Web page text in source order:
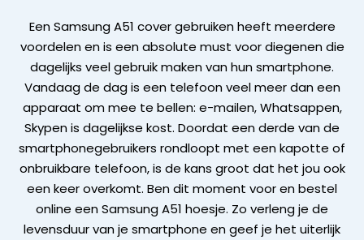
Een Samsung A51 cover gebruiken heeft meerdere
voordelen en is een absolute must voor diegenen die
dagelijks veel gebruik maken van hun smartphone.
Vandaag de dag is een telefoon veel meer dan een
apparaat om mee te bellen: e-mailen, Whatsappen,
Skypen is dagelijkse kost. Doordat een derde van de
smartphonegebruikers rondloopt met een kapotte of
onbruikbare telefoon, is de kans groot dat het jou ook
een keer overkomt. Ben dit moment voor en bestel
online een Samsung A51 hoesje. Zo verleng je de
levensduur van je smartphone en geef je het uiterlijk